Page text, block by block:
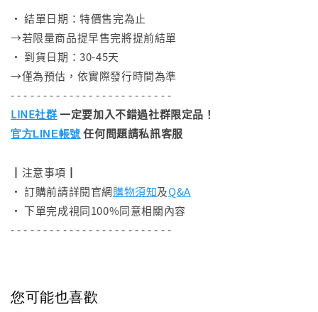
• 結單日期：特價售完為止
→若限量商品提早售完將提前結單
• 到貨日期：30-45天
→僅為預估，依實際發行時間為準
- - - - - - - - - - - - - - - - - - - - - - - - -
LINE社群一定要加入不錯過社群限定品！
官方LINE帳號 任何問題請私訊客服
┃注意事項┃
• 訂購前請詳閱官網購物須知及Q&A
• 下單完成視同100%同意相關內容
- - - - - - - - - - - - - - - - - - - - - - - - -
您可能也喜歡